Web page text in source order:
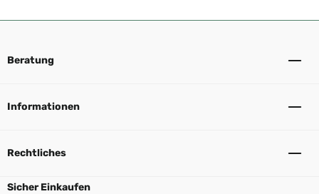
Beratung
Informationen
Rechtliches
Sicher Einkaufen